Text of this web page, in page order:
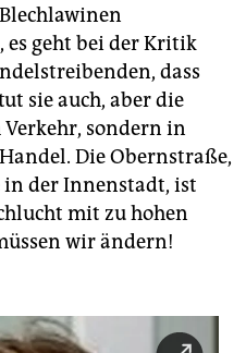
geht bei der Kritik
dass
sie auch, aber die
sondern in
Die Obernstraße,
der Innenstadt, ist
mit zu hohen
wir ändern!